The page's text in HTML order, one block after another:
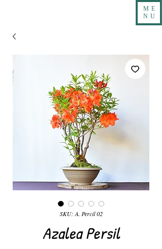
ME
NU
SKU: A. Percil 02
Azalea Persil